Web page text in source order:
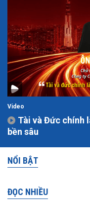
Video
Tài và Đức chính
bền sâu
NỔI BẬT
ĐỌC NHIỀU